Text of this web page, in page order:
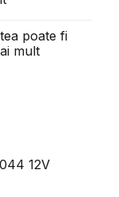
poate fi
mult
12V